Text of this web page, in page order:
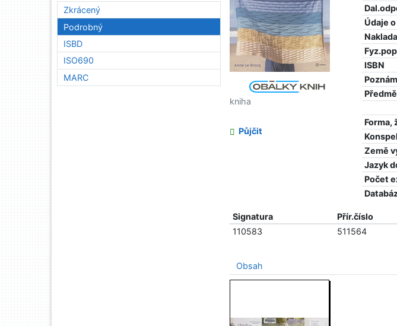
Údaje
ISBN
Forma,
Země
Jazyk
Počet
kniha
Půjčit
Signatura Přír.číslo
110583
511564
Obsah
Zkrácený
Podrobný
ISBD
ISO690
MARC